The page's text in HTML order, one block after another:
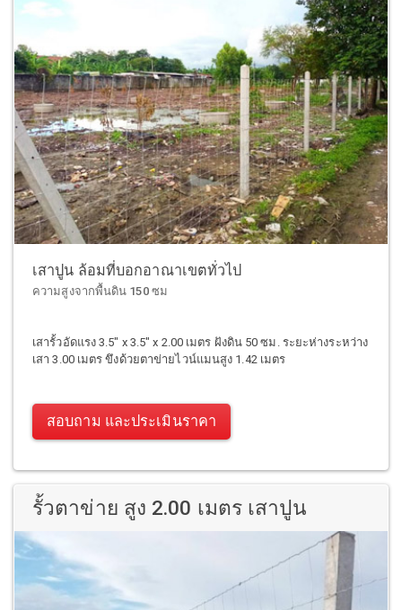
เสาปูน ล้อมที่บอกอาณาเขตทั่วไป
ความสูงจากพื้นดิน 150 ซม
เสารั้วอัดแรง 3.5" x 3.5" x 2.00 เมตร ฝังดิน 50 ซม. ระยะห่างระหว่าง
เสา 3.00 เมตร ขึงด้วยตาข่ายไวน์แมนสูง 1.42 เมตร
สอบถาม และประเมินราคา
รั้วตาข่าย สูง 2.00 เมตร เสาปูน